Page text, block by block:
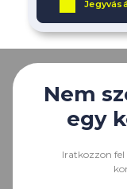
Nem
egy
Iratkozzon fel